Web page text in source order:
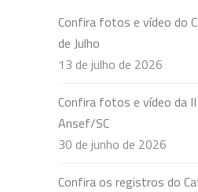
Confira fotos e vídeo do
de Julho
13 de julho de 2026
Confira fotos e vídeo da
Ansef/SC
30 de junho de 2026
Confira os registros do